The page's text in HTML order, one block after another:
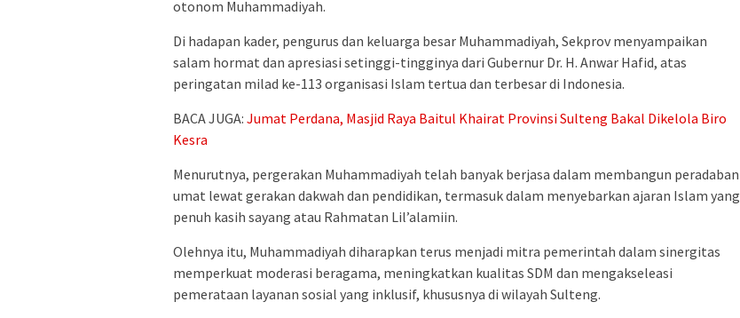
otonom Muhammadiyah.
Di hadapan kader, pengurus dan keluarga besar Muhammadiyah, Sekprov menyampaikan
salam hormat dan apresiasi setinggi-tingginya dari Gubernur Dr. H. Anwar Hafid, atas
peringatan milad ke-113 organisasi Islam tertua dan terbesar di Indonesia.
BACA JUGA: Jumat Perdana, Masjid Raya Baitul Khairat Provinsi Sulteng Bakal Dikelola Biro
Kesra
Menurutnya, pergerakan Muhammadiyah telah banyak berjasa dalam membangun peradaban
umat lewat gerakan dakwah dan pendidikan, termasuk dalam menyebarkan ajaran Islam yang
penuh kasih sayang atau Rahmatan Lil’alamiin.
Olehnya itu, Muhammadiyah diharapkan terus menjadi mitra pemerintah dalam sinergitas
memperkuat moderasi beragama, meningkatkan kualitas SDM dan mengakseleasi
pemerataan layanan sosial yang inklusif, khususnya di wilayah Sulteng.